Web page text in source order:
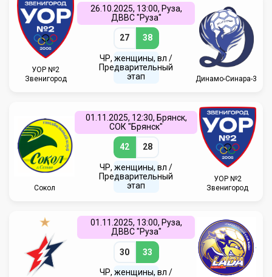
УОР №2
Звенигород
26.10.2025, 13:00, Руза,
ДВВС "Руза"
27 38
ЧР, женщины, вл /
Предварительный
этап
Динамо-Синара-3
Сокол
01.11.2025, 12:30, Брянск,
СОК "Брянск"
42 28
ЧР, женщины, вл /
Предварительный
этап
УОР №2
Звенигород
01.11.2025, 13:00, Руза,
ДВВС "Руза"
30 33
ЧР, женщины, вл /